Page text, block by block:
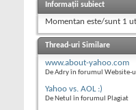
Informații subiect
Momentan este/sunt 1
Thread-uri Similare
www.about-yahoo.com
De Adry în forumul Website-
Yahoo vs. AOL :)
De Netul în forumul Plagiat